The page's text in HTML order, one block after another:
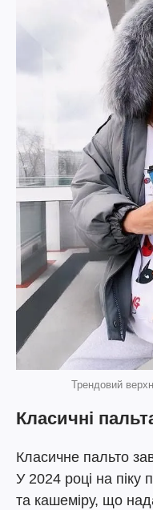
Трендовий
Класичні
Класичне пальто
У 2024 році на піку
та кашеміру, що